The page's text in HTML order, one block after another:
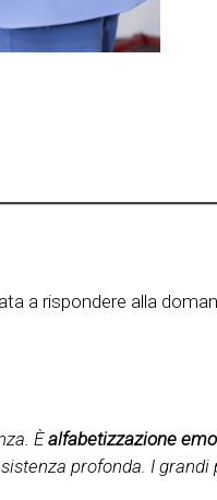
a rispondere alla
Èalfabetizzazione
profonda. I